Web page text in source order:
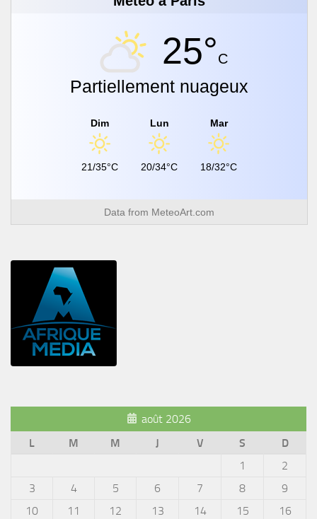
25°C
Partiellement nuageux
Dim
21/35°C
Lun
20/34°C
Mar
18/32°C
Data from MeteoArt.com
août 2026
L
M M J V S
D
1
2
3
4 5 6 7 8
9
10
11 12 13 14 15
16